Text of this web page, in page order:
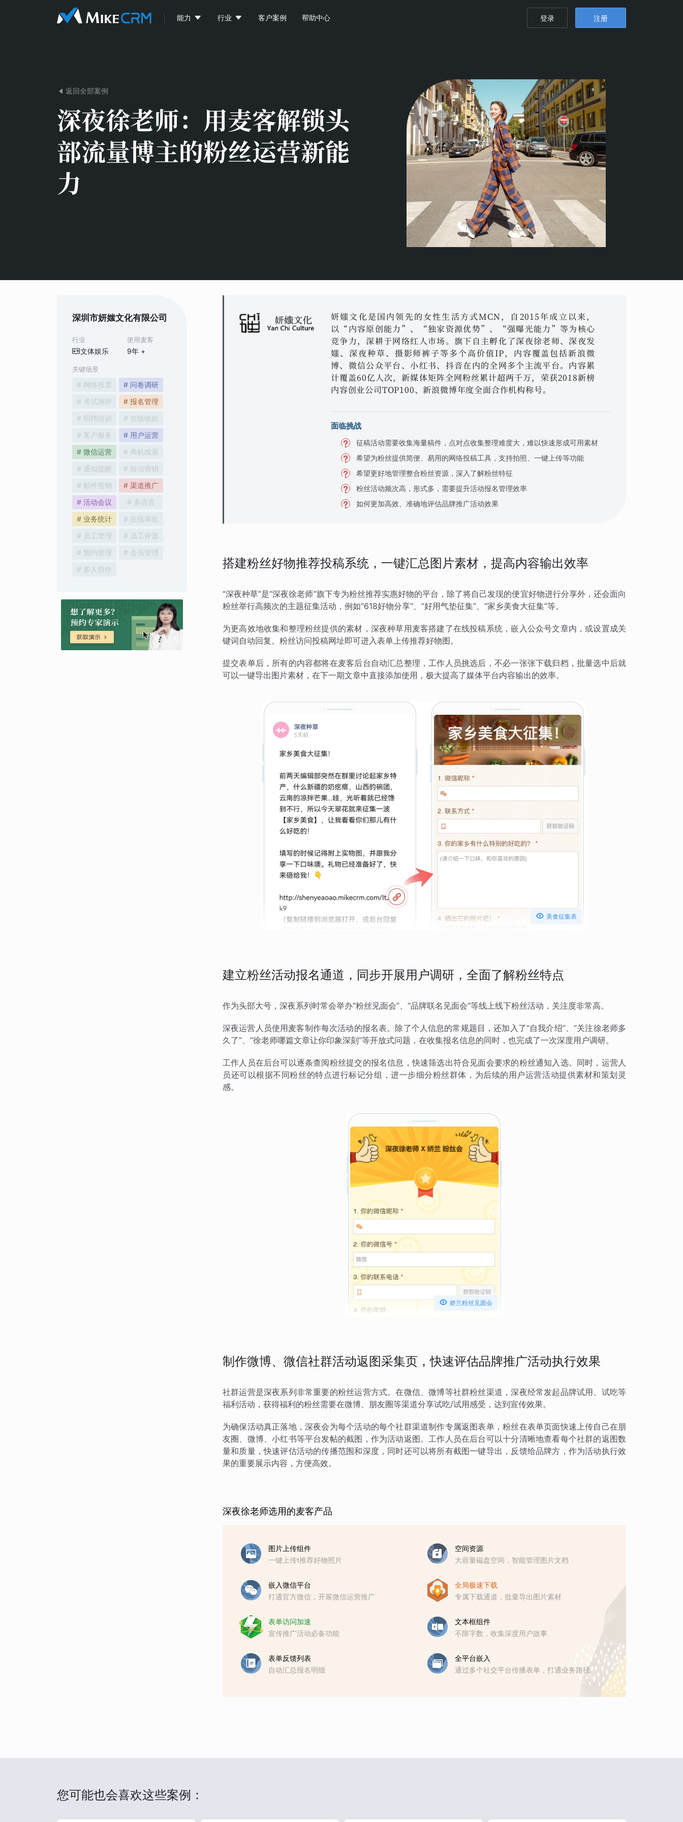
能力  行业  客户案例 帮助中心 登录 注册
 返回全部案例
深夜徐老师： 用麦客解锁头
部流量博主的粉丝运营新能
力
深圳市妍媸文化有限公司
行业
文体娱乐
使用麦客
9年 +
关键场景
# 网络投票
# 问卷调研
# 考试测评
# 报名管理
# 招聘培训
# 在线收款
# 客户服务
# 用户运营
# 微信运营
# 商机线索
# 通知提醒
# 短信营销
# 邮件营销
# 渠道推广
# 活动会议
# 多语言
# 业务统计
# 在线审批
# 员工管理
# 员工评选
# 预约管理
# 会员管理
# 多人协作
妍媸文化是国内领先的女性生活方式MCN，自2015年成立以来，
以“内容原创能力”、“独家资源优势”、“强曝光能力”等为核心
竞争力，深耕于网络红人市场。旗下自主孵化了深夜徐老师、深夜发
媸、深夜种草、摄影师裤子等多个高价值IP，内容覆盖包括新浪微
博、微信公众平台、小红书、抖音在内的全网多个主流平台。内容累
计覆盖60亿人次，新媒体矩阵全网粉丝累计超两千万，荣获2018新榜
内容创业公司TOP100、新浪微博年度全面合作机构称号。
面临挑战
征稿活动需要收集海量稿件，点对点收集整理难度大，难以快速形成可用素材
希望为粉丝提供简便、易用的网络投稿工具，支持拍照、一键上传等功能
希望更好地管理整合粉丝资源，深入了解粉丝特征
粉丝活动频次高，形式多，需要提升活动报名管理效率
如何更加高效、准确地评估品牌推广活动效果
搭建粉丝好物推荐投稿系统，一键汇总图片素材，提高内容输出效率
“深夜种草”是“深夜徐老师”旗下专为粉丝推荐实惠好物的平台，除了将自己发现的便宜好物进行分享外，还会面向
粉丝举行高频次的主题征集活动，例如“618好物分享”、“好用气垫征集”、“家乡美食大征集”等。
为更高效地收集和整理粉丝提供的素材，深夜种草用麦客搭建了在线投稿系统，嵌入公众号文章内，或设置成关
键词自动回复。粉丝访问投稿网址即可进入表单上传推荐好物图。
提交表单后，所有的内容都将在麦客后台自动汇总整理，工作人员挑选后，不必一张张下载归档，批量选中后就
可以一键导出图片素材，在下一期文章中直接添加使用，极大提高了媒体平台内容输出的效率。
 美食征集表
建立粉丝活动报名通道，同步开展用户调研，全面了解粉丝特点
作为头部大号，深夜系列时常会举办“粉丝见面会”、“品牌联名见面会”等线上线下粉丝活动，关注度非常高。
深夜运营人员使用麦客制作每次活动的报名表。除了个人信息的常规题目，还加入了“自我介绍”、“关注徐老师多
久了”、“徐老师哪篇文章让你印象深刻”等开放式问题，在收集报名信息的同时，也完成了一次深度用户调研。
工作人员在后台可以逐条查阅粉丝提交的报名信息，快速筛选出符合见面会要求的粉丝通知入选。同时，运营人
员还可以根据不同粉丝的特点进行标记分组，进一步细分粉丝群体，为后续的用户运营活动提供素材和策划灵
感。
 娇兰粉丝见面会
制作微博、微信社群活动返图采集页，快速评估品牌推广活动执行效果
社群运营是深夜系列非常重要的粉丝运营方式。在微信、微博等社群粉丝渠道，深夜经常发起品牌试用、试吃等
福利活动，获得福利的粉丝需要在微博、朋友圈等渠道分享试吃/试用感受，达到宣传效果。
为确保活动真正落地，深夜会为每个活动的每个社群渠道制作专属返图表单，粉丝在表单页面快速上传自己在朋
友圈、微博、小红书等平台发帖的截图，作为活动返图。工作人员在后台可以十分清晰地查看每个社群的返图数
量和质量，快速评估活动的传播范围和深度，同时还可以将所有截图一键导出，反馈给品牌方，作为活动执行效
果的重要展示内容，方便高效。
深夜徐老师选用的麦客产品
图片上传组件
一键上传t推荐好物照片
空间资源
大容量磁盘空间，智能管理图片文档
嵌入微信平台
打通官方微信，开展微信运营推广
全局极速下载
专属下载通道，批量导出图片素材
表单访问加速
宣传推广活动必备功能
文本框组件
不限字数，收集深度用户故事
表单反馈列表
自动汇总报名明细
全平台嵌入
通过多个社交平台传播表单，打通业务路径
您可能也会喜欢这些案例：